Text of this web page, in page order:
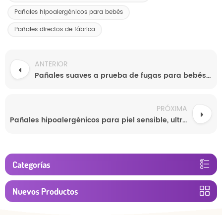
Pañales hipoalergénicos para bebés
Pañales directos de fábrica
ANTERIOR
Pañales suaves a prueba de fugas para bebés de grado A al por mayor para dormir durante la noche
PRÓXIMA
Pañales hipoalergénicos para piel sensible, ultrafinos, cómodos y a precios de mayoreo.
Categorías
Nuevos Productos